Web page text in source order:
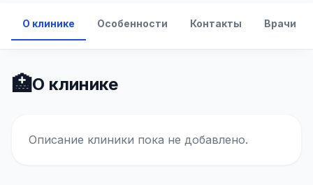
О клинике Особенности Контакты Врачи
🏥О клинике
Описание клиники пока не добавлено.